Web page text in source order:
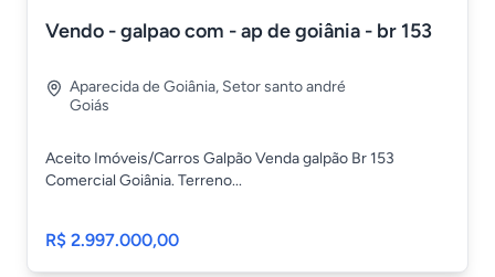
Vendo - galpao com - ap de goiânia - br 153
Aparecida de Goiânia, Setor santo andré
Goiás
Aceito Imóveis/Carros Galpão Venda galpão Br 153
Comercial Goiânia. Terreno...
R$ 2.997.000,00